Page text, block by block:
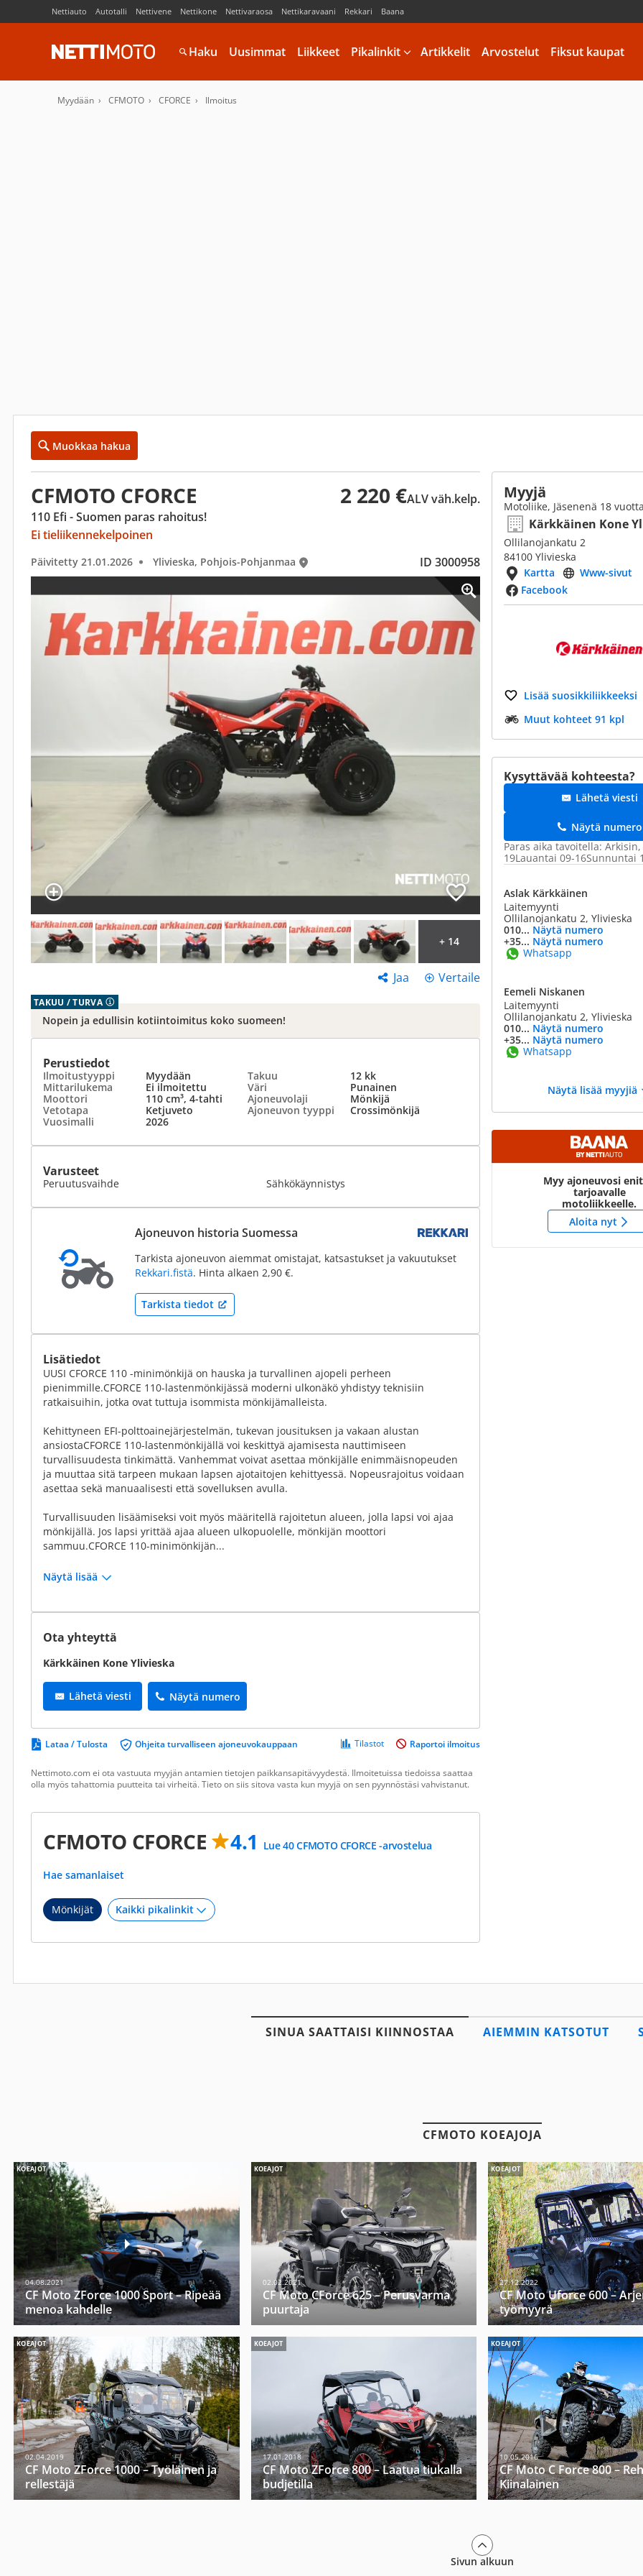
Nettiauto Autotalli Nettivene Nettikone Nettivaraosa Nettikaravaani Rekkari Baana
Haku Uusimmat Liikkeet Pikalinkit Artikkelit Arvostelut Fiksut kaupat
Myydään CFMOTO CFORCE Ilmoitus
Muokkaa hakua
CFMOTO CFORCE 2 220 €ALV väh.kelp.
110 Efi - Suomen paras rahoitus!
Ei tieliikennekelpoinen
Päivitetty 21.01.2026 Ylivieska, Pohjois-Pohjanmaa ID 3000958
+ 14
Jaa Vertaile
TAKUU / TURVA
Nopein ja edullisin kotiintoimitus koko suomeen!
Perustiedot
Ilmoitustyyppi Myydään Takuu
12 kk
Mittarilukema
Ei ilmoitettu Väri
Punainen
Moottori
110 cm³, 4-tahti Ajoneuvolaji
Mönkijä
Vetotapa
Ketjuveto Ajoneuvon tyyppi
Crossimönkijä
Vuosimalli
2026
Varusteet
Peruutusvaihde Sähkökäynnistys
Ajoneuvon historia Suomessa
Tarkista ajoneuvon aiemmat omistajat, katsastukset ja vakuutukset
Rekkari.fistä. Hinta alkaen 2,90 €.
Tarkista tiedot
Lisätiedot
UUSI CFORCE 110 -minimönkijä on hauska ja turvallinen ajopeli perheen
pienimmille.CFORCE 110-lastenmönkijässä moderni ulkonäkö yhdistyy teknisiin
ratkaisuihin, jotka ovat tuttuja isommista mönkijämalleista.
Kehittyneen EFI-polttoainejärjestelmän, tukevan jousituksen ja vakaan alustan
ansiostaCFORCE 110-lastenmönkijällä voi keskittyä ajamisesta nauttimiseen
turvallisuudesta tinkimättä. Vanhemmat voivat asettaa mönkijälle enimmäisnopeuden
ja muuttaa sitä tarpeen mukaan lapsen ajotaitojen kehittyessä. Nopeusrajoitus voidaan
asettaa sekä manuaalisesti että sovelluksen avulla.
Turvallisuuden lisäämiseksi voit myös määritellä rajoitetun alueen, jolla lapsi voi ajaa
mönkijällä. Jos lapsi yrittää ajaa alueen ulkopuolelle, mönkijän moottori
sammuu.CFORCE 110-minimönkijän...
Näytä lisää
Ota yhteyttä
Kärkkäinen Kone Ylivieska
Lähetä viesti Näytä numero
Lataa / Tulosta Ohjeita turvalliseen ajoneuvokauppaan Tilastot Raportoi ilmoitus
Nettimoto.com ei ota vastuuta myyjän antamien tietojen paikkansapitävyydestä. Ilmoitetuissa tiedoissa saattaa
olla myös tahattomia puutteita tai virheitä. Tieto on siis sitova vasta kun myyjä on sen pyynnöstäsi vahvistanut.
CFMOTO CFORCE 4.1 Lue 40 CFMOTO CFORCE -arvostelua
Hae samanlaiset
Mönkijät
Myyjä
Motoliike, Jäsenenä 18
Kärkkäinen Kone
Ollilanojankatu 2
84100 Ylivieska
Kartta
Www-sivut
Facebook
Lisää suosikkiliikkeeksi
Muut kohteet 91 kpl
Kysyttävää kohteesta?
Lähetä viesti
Näytä numero
Paras aika tavoitella: Arkisin,
19Lauantai 09-16Sunnuntai
Aslak Kärkkäinen
Laitemyynti
Ollilanojankatu 2, Ylivieska
010... Näytä numero
+35... Näytä numero
Whatsapp
Eemeli Niskanen
Laitemyynti
Ollilanojankatu 2, Ylivieska
010... Näytä numero
+35... Näytä numero
Whatsapp
Näytä lisää myyjiä
Myy ajoneuvosi
tarjoavalle
motoliikkeelle.
Aloita nyt
SINUA SAATTAISI KIINNOSTAA AIEMMIN KATSOTUT
CFMOTO KOEAJOJA
KOEAJOT
04.08.2021
CF Moto ZForce 1000 Sport – Ripeää
menoa kahdelle
KOEAJOT
02.02.2021
CF Moto CForce 625 – Perusvarma
puurtaja
KOEAJOT
27.12.2022
CF Moto Uforce 600 –
työmyyrä
KOEAJOT
02.04.2019
CF Moto ZForce 1000 – Työläinen ja
rellestäjä
KOEAJOT
17.01.2018
CF Moto ZForce 800 – Laatua tiukalla
budjetilla
KOEAJOT
10.05.2016
CF Moto C Force 800 –
Kiinalainen
Sivun alkuun